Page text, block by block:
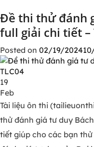
Đề thi thử đánh
full giải chi tiết –
Posted on 02/19/2024
19
Feb
Tài liệu ôn thi
thử đánh giá tư duy
tiết giúp cho các bạn